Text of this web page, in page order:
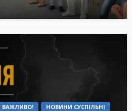
ВАЖЛИВО! НОВИНИ СУСПІЛЬНІ